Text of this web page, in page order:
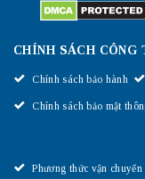
CHÍNH SÁCH CÔNG
Chính sách bảo hành
Chính sách bảo mật
Phương thức vận chuyển